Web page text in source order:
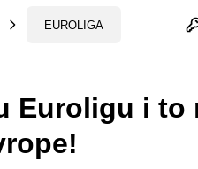
EUROLIGA
Euroligu i to